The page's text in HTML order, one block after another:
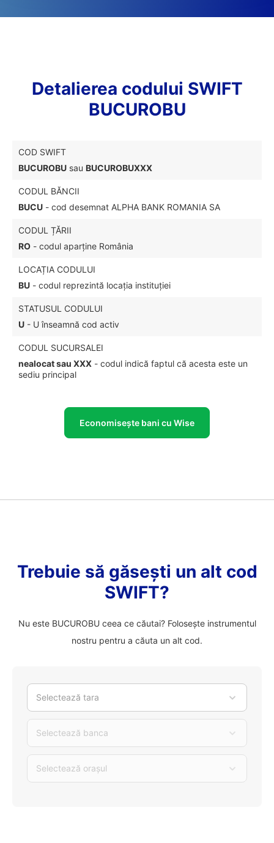
Detalierea codului SWIFT
BUCUROBU
COD SWIFT
BUCUROBU sau BUCUROBUXXX
CODUL BĂNCII
BUCU - cod desemnat ALPHA BANK ROMANIA SA
CODUL ȚĂRII
RO - codul aparține România
LOCAȚIA CODULUI
BU - codul reprezintă locația instituției
STATUSUL CODULUI
U - U înseamnă cod activ
CODUL SUCURSALEI
nealocat sau XXX - codul indică faptul că acesta este un
sediu principal
Economisește bani cu Wise
Trebuie să găsești un alt cod
SWIFT?
Nu este BUCUROBU ceea ce căutai? Folosește instrumentul
nostru pentru a căuta un alt cod.
Selectează tara
Selectează banca
Selectează orașul